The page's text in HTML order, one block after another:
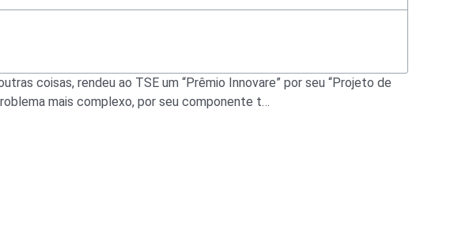
coisas, rendeu ao TSE um “Prêmio Innovare” por seu “Projeto de
mais complexo, por seu componente t…